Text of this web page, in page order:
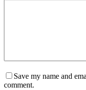
Save my name and
comment.